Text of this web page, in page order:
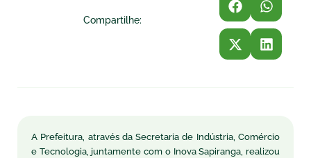
Compartilhe:
A Prefeitura, através da Secretaria de Indústria, Comércio
e Tecnologia, juntamente com o Inova Sapiranga, realizou